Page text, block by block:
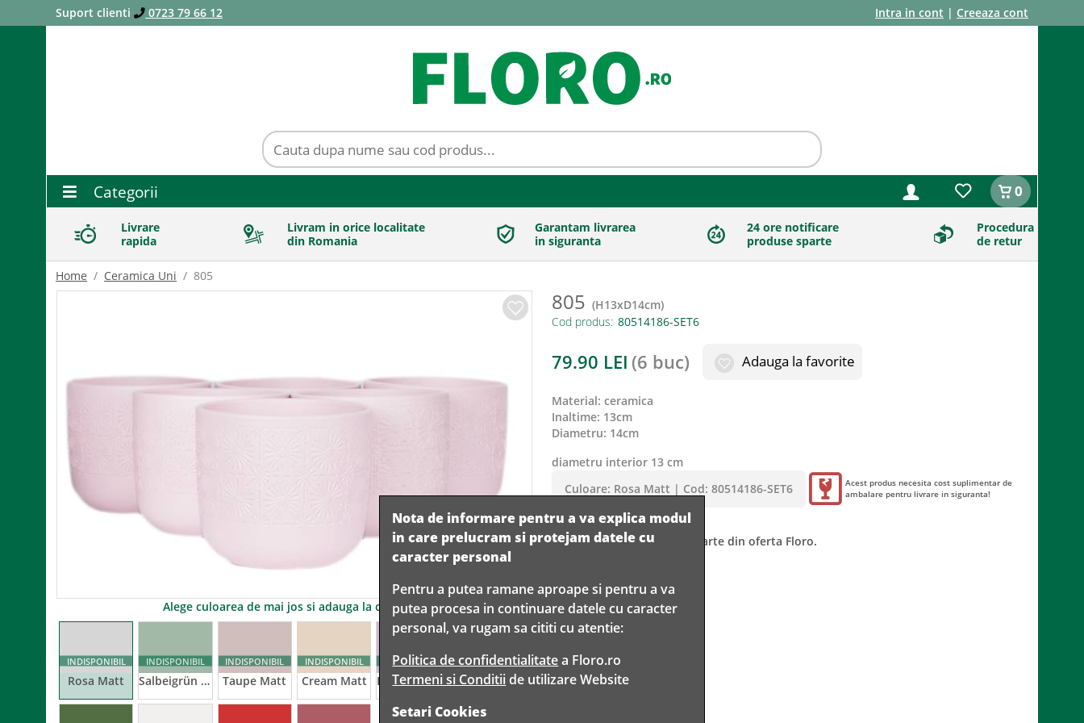
Suport clienti 0723 79 66 12 Intra in cont | Creeaza cont
Categorii 0
Livrare
rapida
Livram in orice localitate
din Romania
Garantam livrarea
in siguranta
24 ore notificare
produse sparte
Procedura
de retur
Home Ceramica Uni 805
Alege culoarea de mai jos si adauga la comanda
Rosa Matt
INDISPONIBIL
Salbeigrün Matt
INDISPONIBIL
Taupe Matt
INDISPONIBIL
Cream Matt
INDISPONIBIL
Lavendel Matt
INDISPONIBIL
Peach Matt
INDISPONIBIL
805 (H13xD14cm)
Cod produs:
79.90 LEI (6 buc) Adauga la favorite
material: ceramica
inaltime: 13cm
diametru: 14cm
diametru interior 13 cm
Culoare: Rosa Matt | Cod: 80514186-SET6
Acest produs necesita cost suplimentar de
ambalare pentru livrare in siguranta!
Acest produs nu mai face parte din oferta Floro.
Nota de informare pentru a va explica modul
in care prelucram si protejam datele cu
caracter personal
Pentru a putea ramane aproape si pentru a va
putea procesa in continuare datele cu caracter
personal, va rugam sa cititi cu atentie:
Politica de confidentialitatea Floro.ro
Termeni si Conditiide utilizare Website
Setari Cookies